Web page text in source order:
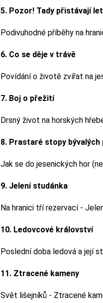
5. Pozor! Tady přistávají
Podivuhodné příběhy na
6. Co se děje v trávě
Povídání o životě zvířat na
7. Boj o přežití
Drsný život na horských
8. Prastaré stopy bývalých
Jak se do jesenických hor
9. Jelení studánka
Na hranici tří rezervací -
10. Ledovcové království
Poslední doba ledová a její
11. Ztracené kameny
Svět lišejníků - Ztracené